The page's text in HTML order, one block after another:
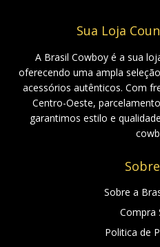
Sua Loja
A Brasil Cowboy é a sua
oferecendo uma ampla
acessórios autênticos. Com
Centro-Oeste,
garantimos estilo e
Sobre a
Compra
Politica de